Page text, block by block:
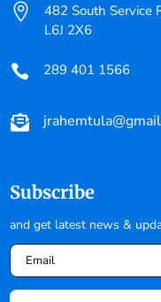

482 South Service
L6J 2X6
 289 401 1566

Subscribe
and get latest news &